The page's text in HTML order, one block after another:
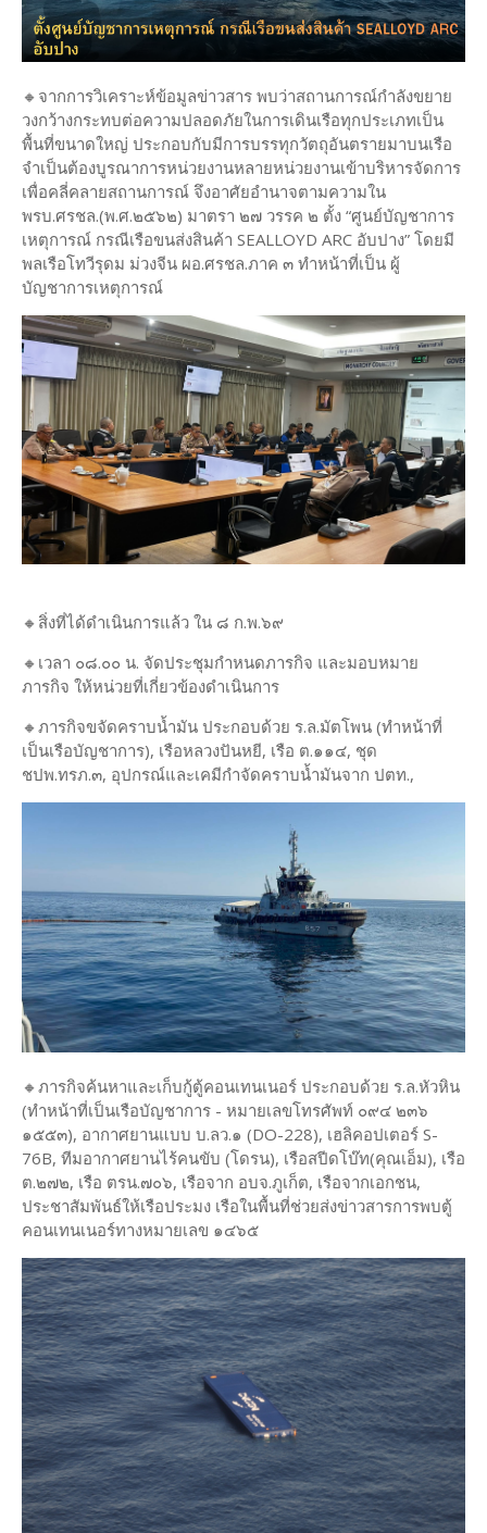
🔸จากการวิเคราะห์ข้อมูลข่าวสาร พบว่าสถานการณ์กำลังขยาย
วงกว้างกระทบต่อความปลอดภัยในการเดินเรือทุกประเภทเป็น
พื้นที่ขนาดใหญ่ ประกอบกับมีการบรรทุกวัตถุอันตรายมาบนเรือ
จำเป็นต้องบูรณาการหน่วยงานหลายหน่วยงานเข้าบริหารจัดการ
เพื่อคลี่คลายสถานการณ์ จึงอาศัยอำนาจตามความใน
พรบ.ศรชล.(พ.ศ.๒๕๖๒) มาตรา ๒๗ วรรค ๒ ตั้ง “ศูนย์บัญชาการ
เหตุการณ์ กรณีเรือขนส่งสินค้า SEALLOYD ARC อับปาง” โดยมี
พลเรือโทวีรุดม ม่วงจีน ผอ.ศรชล.ภาค ๓ ทำหน้าที่เป็น ผู้
บัญชาการเหตุการณ์
🔸สิ่งที่ได้ดำเนินการแล้ว ใน ๘ ก.พ.๖๙
🔸เวลา ๐๘.๐๐ น. จัดประชุมกำหนดภารกิจ และมอบหมาย
ภารกิจ ให้หน่วยที่เกี่ยวข้องดำเนินการ
🔸ภารกิจขจัดคราบน้ำมัน ประกอบด้วย ร.ล.มัตโพน (ทำหน้าที่
เป็นเรือบัญชาการ), เรือหลวงปันหยี, เรือ ต.๑๑๔, ชุด
ชปพ.ทรภ.๓, อุปกรณ์และเคมีกำจัดคราบน้ำมันจาก ปตท.,
🔸ภารกิจค้นหาและเก็บกู้ตู้คอนเทนเนอร์ ประกอบด้วย ร.ล.หัวหิน
(ทำหน้าที่เป็นเรือบัญชาการ - หมายเลขโทรศัพท์ ๐๙๔ ๒๓๖
๑๕๕๓), อากาศยานแบบ บ.ลว.๑ (DO-228), เฮลิคอปเตอร์ S-
76B, ทีมอากาศยานไร้คนขับ (โดรน), เรือสปีดโบ๊ท(คุณเอ็ม), เรือ
ต.๒๗๒, เรือ ตรน.๗๐๖, เรือจาก อบจ.ภูเก็ต, เรือจากเอกชน,
ประชาสัมพันธ์ให้เรือประมง เรือในพื้นที่ช่วยส่งข่าวสารการพบตู้
คอนเทนเนอร์ทางหมายเลข ๑๔๖๕